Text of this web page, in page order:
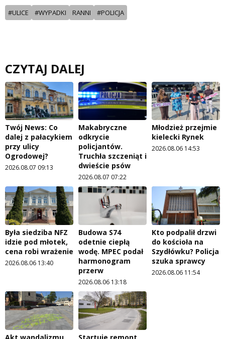
#ULICE #WYPADKI RANNI #POLICJA
CZYTAJ DALEJ
Twój News: Co
dalej z pałacykiem
przy ulicy
Ogrodowej?
2026.08.07 09:13
Makabryczne
odkrycie
policjantów.
Truchła szczeniąt i
dwieście psów
2026.08.07 07:22
Młodzież przejmie
kielecki Rynek
2026.08.06 14:53
Była siedziba NFZ
idzie pod młotek,
cena robi wrażenie
2026.08.06 13:40
Budowa S74
odetnie ciepłą
wodę. MPEC podał
harmonogram
przerw
2026.08.06 13:18
Kto podpalił drzwi
do kościoła na
Szydłówku? Policja
szuka sprawcy
2026.08.06 11:54